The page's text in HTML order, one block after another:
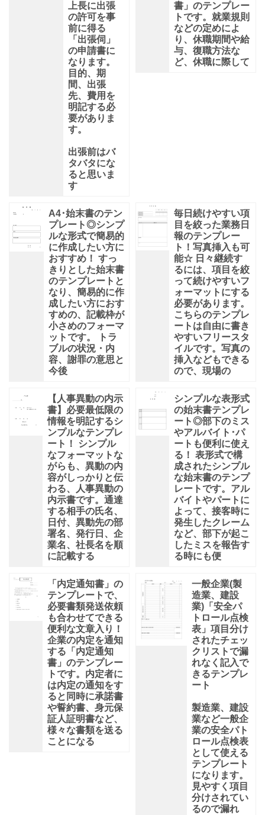
上長に出張
の許可を事
前に得る
「出張伺」
の申請書に
なります。
目的、期
間、出張
先、費用を
明記する必
要がありま
す。
出張前はバ
タバタにな
ると思いま
す
書」のテンプレー
トです。就業規則
などの定めによ
り、休職期間や給
与、復職方法な
ど、休職に際して
A4･始末書のテン
プレート◎シンプ
ルな形式で簡易的
に作成したい方に
おすすめ！ すっ
きりとした始末書
のテンプレートと
なり、簡易的に作
成したい方におす
すめの、記載枠が
小さめのフォーマ
ットです。 トラ
ブルの状況・内
容、謝罪の意思と
今後
毎日続けやすい項
目を絞った業務日
報のテンプレー
ト！写真挿入も可
能☆ 日々継続す
るには、項目を絞
って続けやすいフ
ォーマットにする
必要があります。
こちらのテンプレ
ートは自由に書き
やすいフリースタ
イルです。写真の
挿入などもできる
ので、現場の
【人事異動の内示
書】必要最低限の
情報を明記するシ
ンプルなテンプレ
ート！ シンプル
なフォーマットな
がらも、異動の内
容がしっかりと伝
わる、人事異動の
内示書です。通達
する相手の氏名、
日付、異動先の部
署名、発行日、企
業名、社長名を順
に記載する
シンプルな表形式
の始末書テンプレ
ート◎部下のミス
やアルバイト･パ
ートも便利に使え
る！ 表形式で構
成されたシンプル
な始末書のテンプ
レートです。アル
バイトやパートに
よって、接客時に
発生したクレーム
など、部下が起こ
したミスを報告す
る時にも便
「内定通知書」の
テンプレートで、
必要書類発送依頼
も合わせてできる
便利な文章入り！
企業の内定を通知
する「内定通知
書」のテンプレー
トです。内定者に
は内定の通知をす
ると同時に承諾書
や誓約書、身元保
証人証明書など、
様々な書類を送る
ことになる
一般企業(製
造業、建設
業)「安全パ
トロール点検
表」項目分け
されたチェッ
クリストで漏
れなく記入で
きるテンプレ
ート
製造業、建設
業など一般企
業の安全パト
ロール点検表
として使える
テンプレート
になります。
見やすく項目
分けされてい
るので漏れ